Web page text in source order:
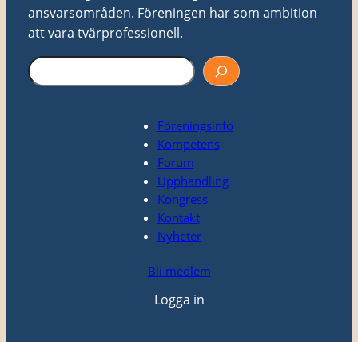
ansvarsområden. Föreningen har som ambition
att vara tvärprofessionell.
S
ö
k
Föreningsinfo
Kompetens
Forum
Upphandling
Kongress
Kontakt
Nyheter
Bli medlem
Logga in